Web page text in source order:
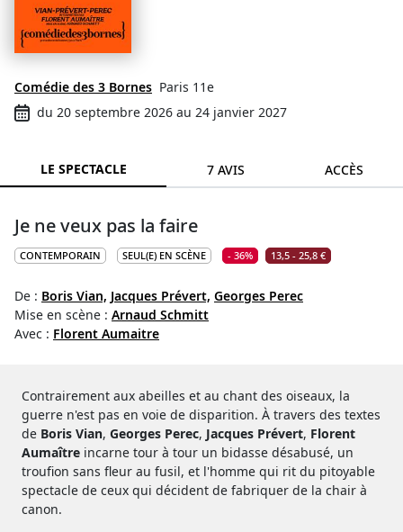
Comédie des 3 Bornes Paris 11e
du 20 septembre 2026 au 24 janvier 2027
LE SPECTACLE 7 AVIS ACCÈS
Je ne veux pas la faire
CONTEMPORAIN SEUL(E) EN SCÈNE - 36% 13,5 - 25,8 €
De : Boris Vian, Jacques Prévert, Georges Perec
Mise en scène : Arnaud Schmitt
Avec : Florent Aumaitre
Contrairement aux abeilles et au chant des oiseaux, la
guerre n'est pas en voie de disparition. À travers des textes
de Boris Vian, Georges Perec, Jacques Prévert, Florent
Aumaître incarne tour à tour un bidasse désabusé, un
troufion sans fleur au fusil, et l'homme qui rit du pitoyable
spectacle de ceux qui décident de fabriquer de la chair à
canon.